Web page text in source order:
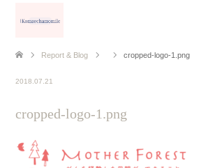
Report & Blog cropped-logo-1.png
2018.07.21
cropped-logo-1.png